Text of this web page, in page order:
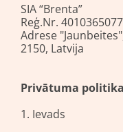
SIA “Brenta”
Reģ.Nr.
Adrese
2150, Latvija
Privātuma politika
1. Ievads